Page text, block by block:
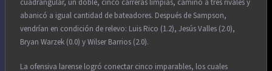
cuadrangular, un doble, cinco carreras limpias, caminó a tres rivales y
abanicó a igual cantidad de bateadores. Después de Sampson,
vendrían en condición de relevo: Luis Rico (1.2), Jesús Valles (2.0),
Bryan Warzek (0.0) y Wilser Barrios (2.0).
La ofensiva larense logró conectar cinco imparables, los cuales